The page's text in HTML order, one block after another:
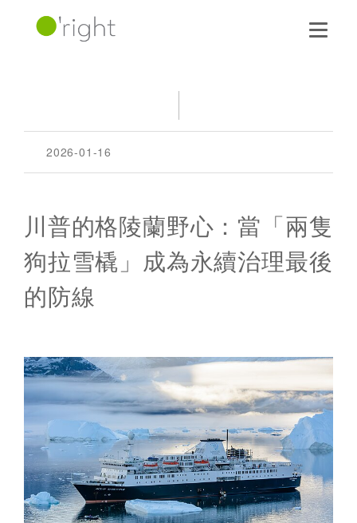
2026-01-16
川普的格陵蘭野心：當「兩隻
狗拉雪橇」成為永續治理最後
的防線